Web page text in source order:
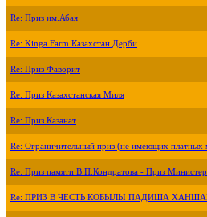
Re: Приз им.Абая
Re: Kinga Farm Казахстан Дерби
Re: Приз Фаворит
Re: Приз Казахстанская Миля
Re: Приз Казанат
Re: Ограничительный приз (не имеющих платных
Re: Приз памяти В.П.Кондратова - Приз
Re: ПРИЗ В ЧЕСТЬ КОБЫЛЫ ПАДИША